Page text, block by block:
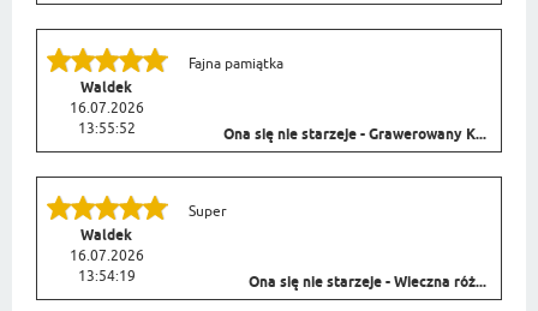
Waldek
16.07.2026
13:55:52
Fajna pamiątka
Ona się nie starzeje - Grawerowany K...
Waldek
16.07.2026
13:54:19
Super
Ona się nie starzeje - Wieczna róż...